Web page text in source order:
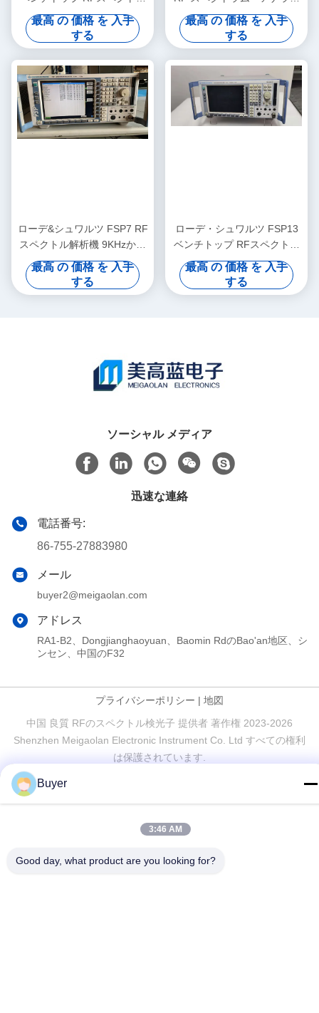
分析機 9KHzから30GHz,ノイ
ズレベル -155dBm
最高 の 価格 を 入手
する
ザ 実用的な RF 周波数アナ
ライザ
最高 の 価格 を 入手
する
ローデ&シュワルツ FSP7 RF
スペクトル解析機 9KHzから
7GHz ベンチトップ ポータブ
ル -155 dBm 騒音レベル
最高 の 価格 を 入手
する
ローデ・シュワルツ FSP13
ベンチトップ RFスペクトラ
ムアナライザ、周波数範囲 9
kHz～13 GHz、ノイズレベル
-155 dBm
最高 の 価格 を 入手
する
ソーシャル メディア
迅速な連絡
電話番号:
86-755-27883980
メール
buyer2@meigaolan.com
アドレス
RA1-B2、Dongjianghaoyuan、Baomin RdのBao'an地区、シ
ンセン、中国のF32
プライバシーポリシー | 地図
中国 良質 RFのスペクトル検光子 提供者 著作権 2023-2026
Shenzhen Meigaolan Electronic Instrument Co. Ltd すべての権利
は保護されています.
Buyer
3:46 AM
Good day, what product are you looking for?